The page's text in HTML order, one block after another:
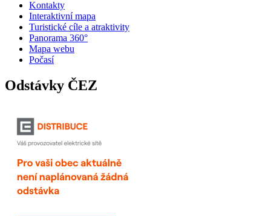
Kontakty
Interaktivní mapa
Turistické cíle a atraktivity
Panorama 360°
Mapa webu
Počasí
Odstávky ČEZ